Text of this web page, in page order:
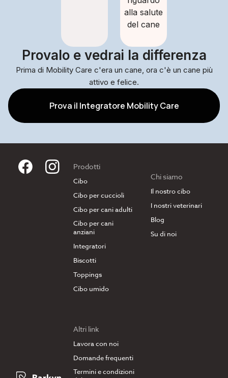
Provalo e vedrai la differenza
Prima di Mobility Care c'era un cane, ora c'è un cane più
attivo e felice.
Prova il Integratore Mobility Care
alla salute
del cane
Prodotti
Cibo
Cibo per cuccioli
Cibo per cani adulti
Cibo per cani
anziani
Integratori
Biscotti
Toppings
Cibo umido
Chi siamo
Il nostro cibo
I nostri veterinari
Blog
Su di noi
Altri link
Lavora con noi
Domande frequenti
Termini e condizioni